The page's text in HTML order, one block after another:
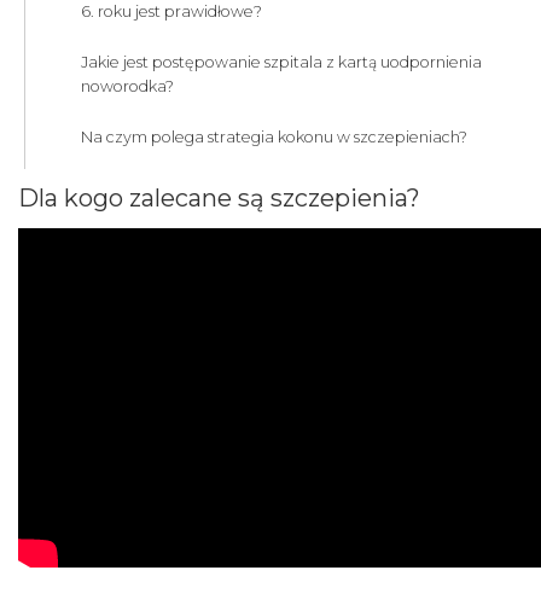
6. roku jest prawidłowe?
Jakie jest postępowanie szpitala z kartą uodpornienia
noworodka?
Na czym polega strategia kokonu w szczepieniach?
Dla kogo zalecane są szczepienia?